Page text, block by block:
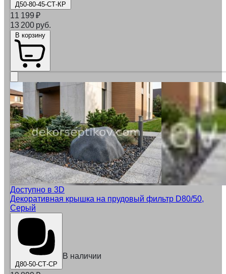
Д50-80-45-СТ-КР
11 199 ₽
13 200 руб.
Доступно в 3D
Декоративная крышка на прудовый фильтр D80/50,
Серый
Д80-50-СТ-СР
В наличии